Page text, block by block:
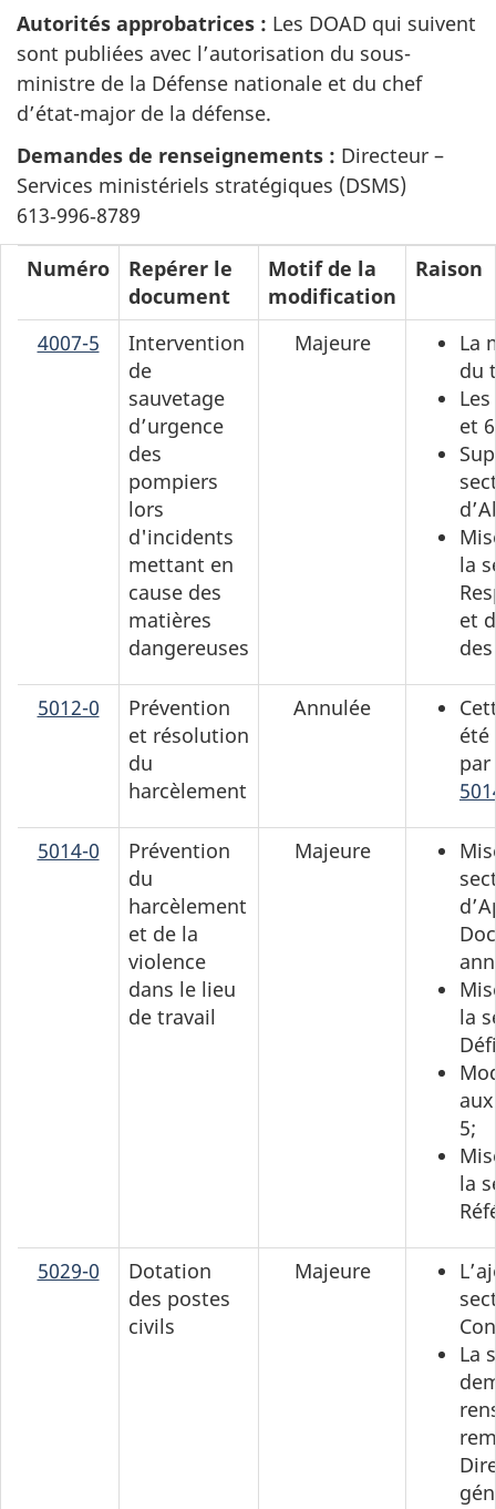
Autorités approbatrices : Les DOAD qui suivent
sont publiées avec l’autorisation du sous-
ministre de la Défense nationale et du chef
d’état-major de la défense.
Demandes de renseignements : Directeur –
Services ministériels stratégiques (DSMS)
613‑996‑8789
Numéro
Repérer le
document
Motif de la
modification
Raison
4007-5
Intervention
de
sauvetage
d’urgence
des
pompiers
lors
d'incidents
mettant en
cause des
matières
dangereuses
Majeure
La
du
et
la
et
5012-0
Prévention
et résolution
du
harcèlement
Annulée
été
par
5014-0
Prévention
du
harcèlement
et de la
violence
dans le lieu
de travail
Majeure
la
5;
la
5029-0
Dotation
des postes
civils
Majeure
La